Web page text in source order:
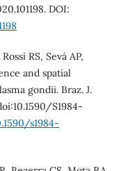
DOI:
RS, Sevá AP,
and spatial
gondii. Braz. J.
S1984-
s1984-